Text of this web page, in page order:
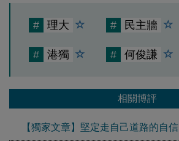
# 理大 # 民主牆
# 港獨 # 何俊謙
相關博評
【獨家文章】堅定走自己道路的自信